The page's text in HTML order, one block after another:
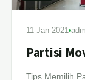
11 Jan 2021
Partisi
Tips Memilih